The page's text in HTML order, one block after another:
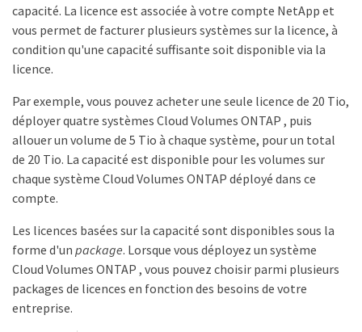
capacité. La licence est associée à votre compte NetApp et
vous permet de facturer plusieurs systèmes sur la licence, à
condition qu'une capacité suffisante soit disponible via la
licence.
Par exemple, vous pouvez acheter une seule licence de 20 Tio,
déployer quatre systèmes Cloud Volumes ONTAP , puis
allouer un volume de 5 Tio à chaque système, pour un total
de 20 Tio. La capacité est disponible pour les volumes sur
chaque système Cloud Volumes ONTAP déployé dans ce
compte.
Les licences basées sur la capacité sont disponibles sous la
forme d'un package. Lorsque vous déployez un système
Cloud Volumes ONTAP , vous pouvez choisir parmi plusieurs
packages de licences en fonction des besoins de votre
entreprise.